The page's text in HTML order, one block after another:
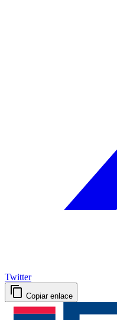
Twitter
Copiar enlace